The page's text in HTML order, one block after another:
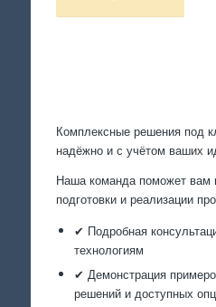
Комплексные решения под
надёжно и с учётом ваших
Наша команда поможет вам
подготовки и реализации
✔ Подробная
технологиям
✔ Демонстрация
решений и доступных